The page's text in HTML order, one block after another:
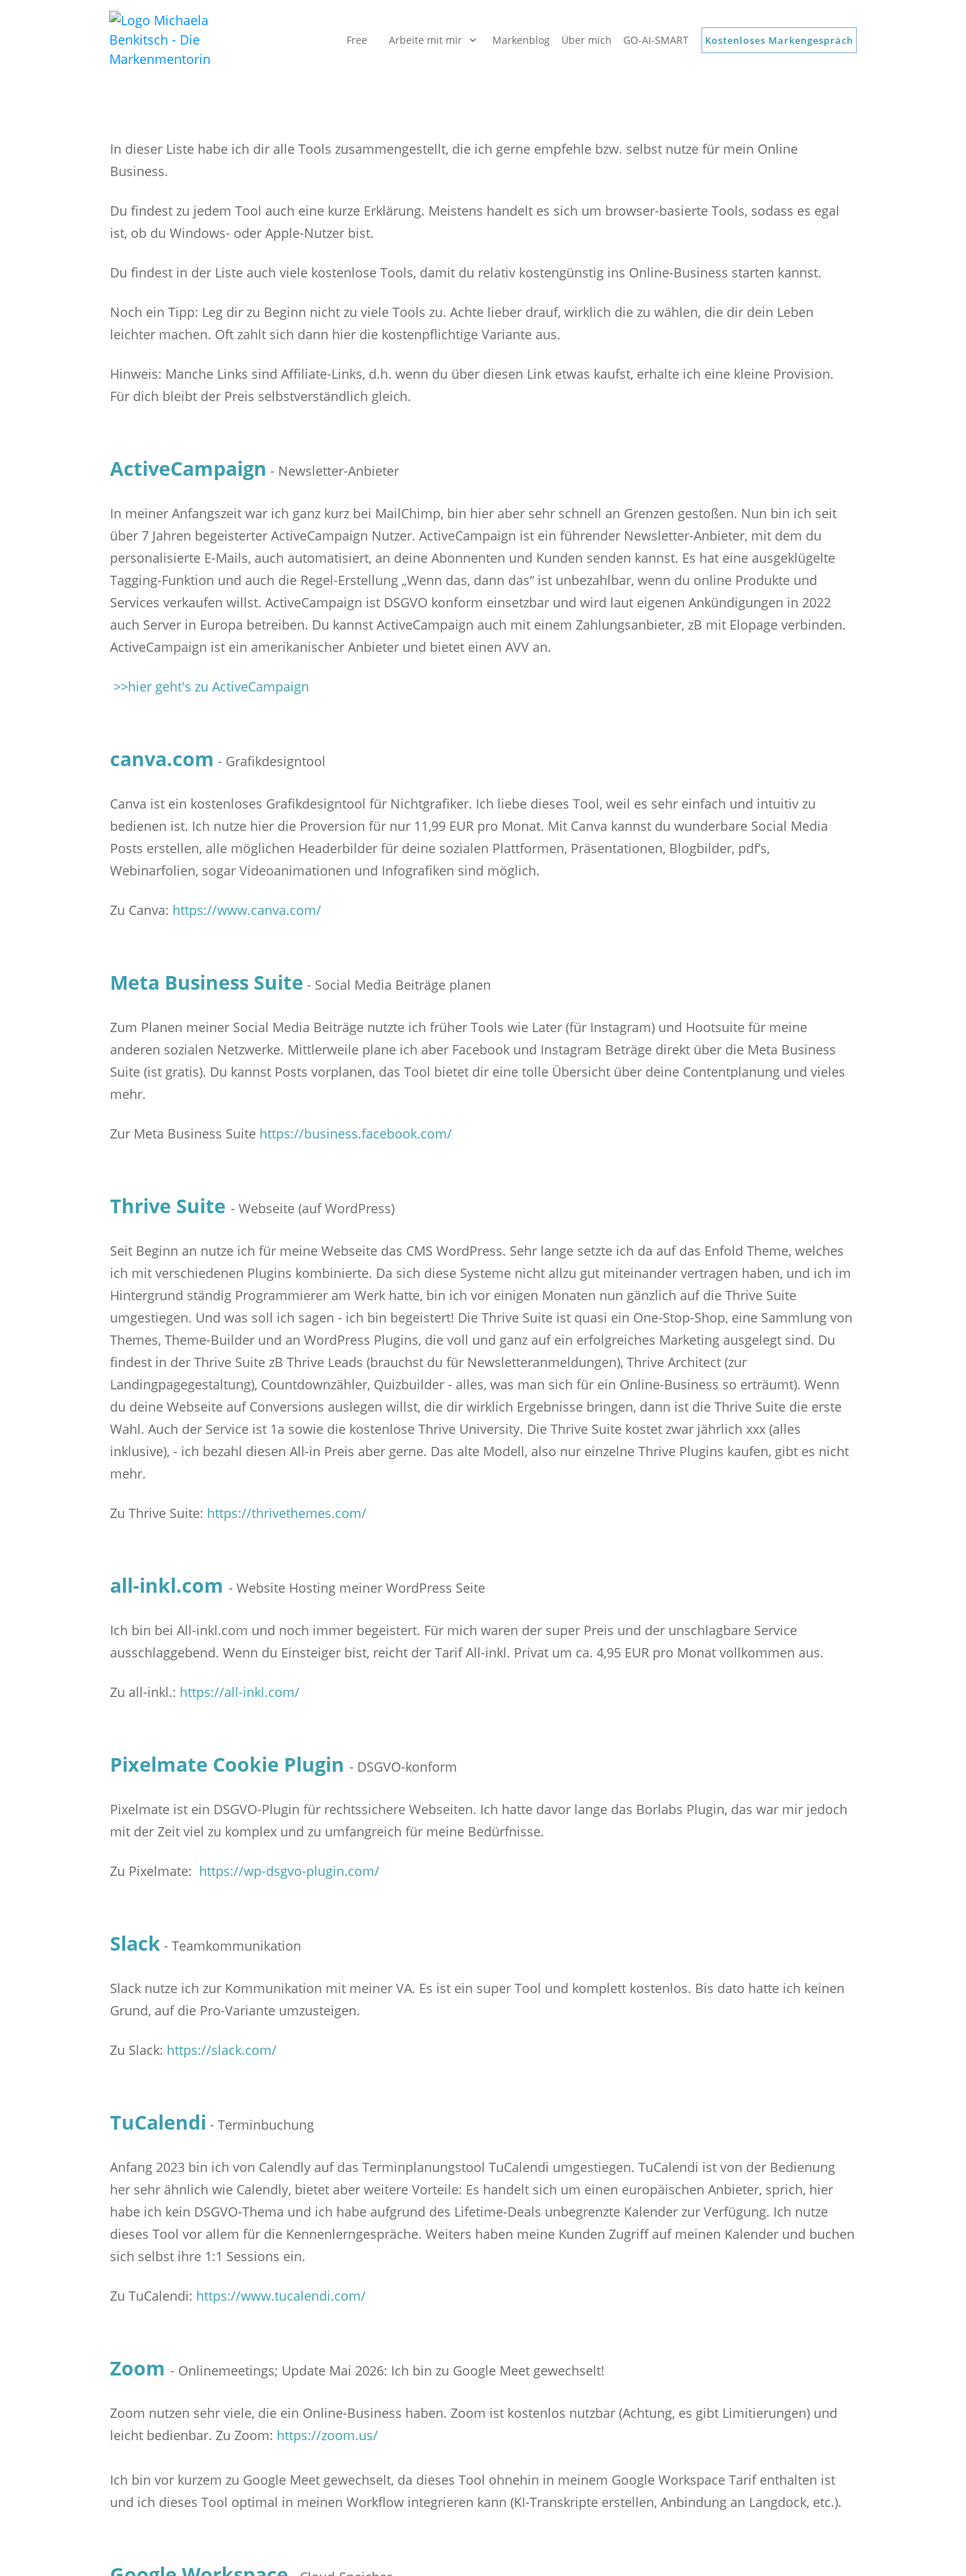
Free Arbeite mit mir Markenblog Über mich GO-AI-SMART Kostenloses Markengespräch
Meine Online Toolbox
In dieser Liste habe ich dir alle Tools zusammengestellt, die ich gerne empfehle bzw. selbst nutze für mein Online
Business.
Du findest zu jedem Tool auch eine kurze Erklärung. Meistens handelt es sich um browser-basierte Tools, sodass es egal
ist, ob du Windows- oder Apple-Nutzer bist.
Du findest in der Liste auch viele kostenlose Tools, damit du relativ kostengünstig ins Online-Business starten kannst.
Noch ein Tipp: Leg dir zu Beginn nicht zu viele Tools zu. Achte lieber drauf, wirklich die zu wählen, die dir dein Leben
leichter machen. Oft zahlt sich dann hier die kostenpflichtige Variante aus.
Hinweis: Manche Links sind Affiliate-Links, d.h. wenn du über diesen Link etwas kaufst, erhalte ich eine kleine Provision.
Für dich bleibt der Preis selbstverständlich gleich.
ActiveCampaign - Newsletter-Anbieter
In meiner Anfangszeit war ich ganz kurz bei MailChimp, bin hier aber sehr schnell an Grenzen gestoßen. Nun bin ich seit
über 7 Jahren begeisterter ActiveCampaign Nutzer. ActiveCampaign ist ein führender Newsletter-Anbieter, mit dem du
personalisierte E-Mails, auch automatisiert, an deine Abonnenten und Kunden senden kannst. Es hat eine ausgeklügelte
Tagging-Funktion und auch die Regel-Erstellung „Wenn das, dann das“ ist unbezahlbar, wenn du online Produkte und
Services verkaufen willst. ActiveCampaign ist DSGVO konform einsetzbar und wird laut eigenen Ankündigungen in 2022
auch Server in Europa betreiben. Du kannst ActiveCampaign auch mit einem Zahlungsanbieter, zB mit Elopage verbinden.
ActiveCampaign ist ein amerikanischer Anbieter und bietet einen AVV an.
>>hier geht's zu ActiveCampaign
canva.com - Grafikdesigntool
Canva ist ein kostenloses Grafikdesigntool für Nichtgrafiker. Ich liebe dieses Tool, weil es sehr einfach und intuitiv zu
bedienen ist. Ich nutze hier die Proversion für nur 11,99 EUR pro Monat. Mit Canva kannst du wunderbare Social Media
Posts erstellen, alle möglichen Headerbilder für deine sozialen Plattformen, Präsentationen, Blogbilder, pdf’s,
Webinarfolien, sogar Videoanimationen und Infografiken sind möglich.
Zu Canva: https://www.canva.com/
Meta Business Suite - Social Media Beiträge planen
Zum Planen meiner Social Media Beiträge nutzte ich früher Tools wie Later (für Instagram) und Hootsuite für meine
anderen sozialen Netzwerke. Mittlerweile plane ich aber Facebook und Instagram Beträge direkt über die Meta Business
Suite (ist gratis). Du kannst Posts vorplanen, das Tool bietet dir eine tolle Übersicht über deine Contentplanung und vieles
mehr.
Zur Meta Business Suite https://business.facebook.com/
Thrive Suite - Webseite (auf WordPress)
Seit Beginn an nutze ich für meine Webseite das CMS WordPress. Sehr lange setzte ich da auf das Enfold Theme, welches
ich mit verschiedenen Plugins kombinierte. Da sich diese Systeme nicht allzu gut miteinander vertragen haben, und ich im
Hintergrund ständig Programmierer am Werk hatte, bin ich vor einigen Monaten nun gänzlich auf die Thrive Suite
umgestiegen. Und was soll ich sagen - ich bin begeistert! Die Thrive Suite ist quasi ein One-Stop-Shop, eine Sammlung von
Themes, Theme-Builder und an WordPress Plugins, die voll und ganz auf ein erfolgreiches Marketing ausgelegt sind. Du
findest in der Thrive Suite zB Thrive Leads (brauchst du für Newsletteranmeldungen), Thrive Architect (zur
Landingpagegestaltung), Countdownzähler, Quizbuilder - alles, was man sich für ein Online-Business so erträumt). Wenn
du deine Webseite auf Conversions auslegen willst, die dir wirklich Ergebnisse bringen, dann ist die Thrive Suite die erste
Wahl. Auch der Service ist 1a sowie die kostenlose Thrive University. Die Thrive Suite kostet zwar jährlich xxx (alles
inklusive), - ich bezahl diesen All-in Preis aber gerne. Das alte Modell, also nur einzelne Thrive Plugins kaufen, gibt es nicht
mehr.
Zu Thrive Suite: https://thrivethemes.com/
all-inkl.com - Website Hosting meiner WordPress Seite
Ich bin bei All-inkl.com und noch immer begeistert. Für mich waren der super Preis und der unschlagbare Service
ausschlaggebend. Wenn du Einsteiger bist, reicht der Tarif All-inkl. Privat um ca. 4,95 EUR pro Monat vollkommen aus.
Zu all-inkl.: https://all-inkl.com/
Pixelmate Cookie Plugin - DSGVO-konform
Pixelmate ist ein DSGVO-Plugin für rechtssichere Webseiten. Ich hatte davor lange das Borlabs Plugin, das war mir jedoch
mit der Zeit viel zu komplex und zu umfangreich für meine Bedürfnisse.
Zu Pixelmate: https://wp-dsgvo-plugin.com/
Slack - Teamkommunikation
Slack nutze ich zur Kommunikation mit meiner VA. Es ist ein super Tool und komplett kostenlos. Bis dato hatte ich keinen
Grund, auf die Pro-Variante umzusteigen.
Zu Slack: https://slack.com/
TuCalendi - Terminbuchung
Anfang 2023 bin ich von Calendly auf das Terminplanungstool TuCalendi umgestiegen. TuCalendi ist von der Bedienung
her sehr ähnlich wie Calendly, bietet aber weitere Vorteile: Es handelt sich um einen europäischen Anbieter, sprich, hier
habe ich kein DSGVO-Thema und ich habe aufgrund des Lifetime-Deals unbegrenzte Kalender zur Verfügung. Ich nutze
dieses Tool vor allem für die Kennenlerngespräche. Weiters haben meine Kunden Zugriff auf meinen Kalender und buchen
sich selbst ihre 1:1 Sessions ein.
Zu TuCalendi: https://www.tucalendi.com/
Zoom - Onlinemeetings; Update Mai 2026: Ich bin zu Google Meet gewechselt!
Zoom nutzen sehr viele, die ein Online-Business haben. Zoom ist kostenlos nutzbar (Achtung, es gibt Limitierungen) und
leicht bedienbar. Zu Zoom: https://zoom.us/
Ich bin vor kurzem zu Google Meet gewechselt, da dieses Tool ohnehin in meinem Google Workspace Tarif enthalten ist
und ich dieses Tool optimal in meinen Workflow integrieren kann (KI-Transkripte erstellen, Anbindung an Langdock, etc.).